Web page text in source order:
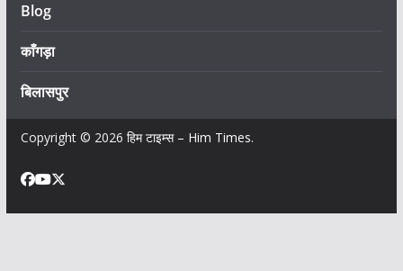
Blog
काँगड़ा
बिलासपुर
Copyright © 2026 हिम टाइम्स – Him Times.